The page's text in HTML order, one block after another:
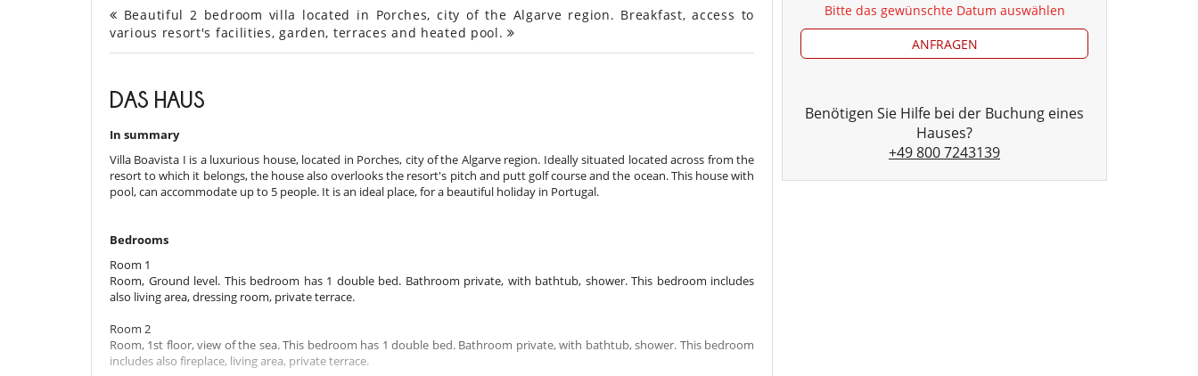
Beautiful 2 bedroom villa located in Porches, city of the Algarve region. Breakfast, access to
various resort's facilities, garden, terraces and heated pool.
DAS HAUS
In summary
Villa Boavista I is a luxurious house, located in Porches, city of the Algarve region. Ideally situated located across from the
resort to which it belongs, the house also overlooks the resort's pitch and putt golf course and the ocean. This house with
pool, can accommodate up to 5 people. It is an ideal place, for a beautiful holiday in Portugal.
Bedrooms
Room 1
Room, Ground level. This bedroom has 1 double bed. Bathroom private, with bathtub, shower. This bedroom includes
also living area, dressing room, private terrace.
Room 2
Room, 1st floor, view of the sea. This bedroom has 1 double bed. Bathroom private, with bathtub, shower. This bedroom
includes also fireplace, living area, private terrace.
Bitte das gewünschte Datum auswählen
ANFRAGEN
Benötigen Sie Hilfe bei der Buchung eines
Hauses?
+49 800 7243139